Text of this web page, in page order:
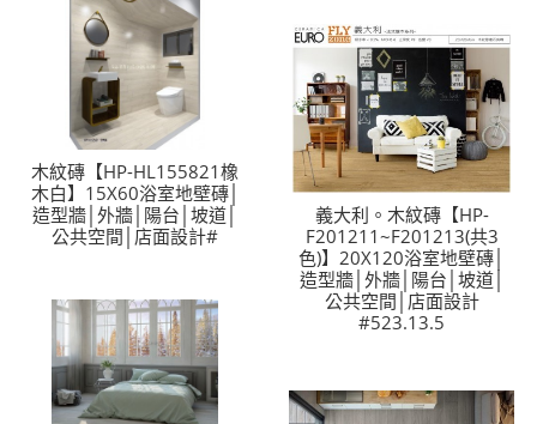
木紋磚【HP-HL155821橡
木白】15X60浴室地壁磚│
造型牆│外牆│陽台│坡道│
公共空間│店面設計#
義大利。木紋磚【HP-
F201211~F201213(共3
色)】20X120浴室地壁磚│
造型牆│外牆│陽台│坡道│
公共空間│店面設計
#523.13.5